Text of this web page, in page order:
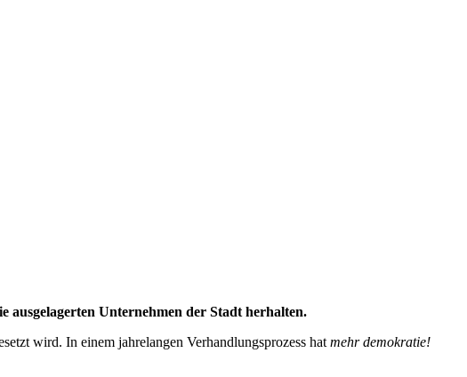
ausgelagerten Unternehmen der Stadt herhalten.
wird. In einem jahrelangen Verhandlungsprozess hat mehr demokratie!